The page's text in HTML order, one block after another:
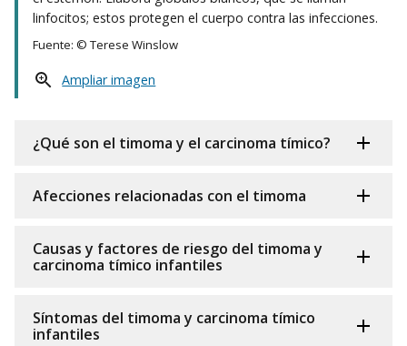
linfocitos; estos protegen el cuerpo contra las infecciones.
Fuente: © Terese Winslow
Ampliar imagen
¿Qué son el timoma y el carcinoma tímico?
Afecciones relacionadas con el timoma
Causas y factores de riesgo del timoma y
carcinoma tímico infantiles
Síntomas del timoma y carcinoma tímico
infantiles